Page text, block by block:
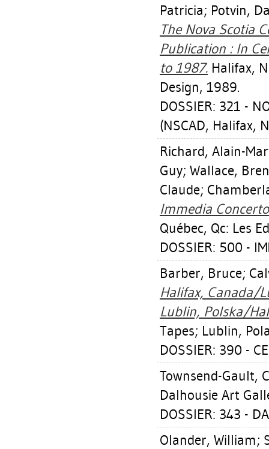
Patricia; Potvin,
The Nova Scotia
Publication : In
to 1987. Halifax,
Design, 1989.
DOSSIER: 321 -
(NSCAD, Halifax,
Richard, Alain-
Guy; Wallace,
Claude;
Immedia
Québec, Qc: Les
DOSSIER: 500 -
Barber, Bruce;
Halifax, Canada/
Lublin, Polska/
Tapes; Lublin,
DOSSIER: 390 -
Townsend-Gault,
Dalhousie Art
DOSSIER: 343 -
Olander, William;